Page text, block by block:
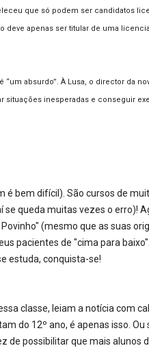
que só podem ser candidatos
deve apenas ser titular de uma
absurdo”. À Lusa, o director da
inesperadas e conseguir
é bem difícil). São cursos de
queda muitas vezes o erro)!
(mesmo que as suas
pacientes de "cima para
estuda, conquista-se!
classe, leiam a notícia com
do 12º ano, é apenas isso. Ou
de possibilitar que mais alunos